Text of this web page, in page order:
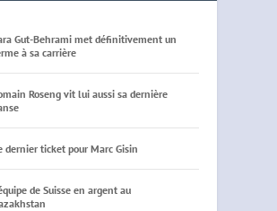
Gut-Behrami met définitivement un
à sa carrière
Roseng vit lui aussi sa dernière
dernier ticket pour Marc Gisin
de Suisse en argent au